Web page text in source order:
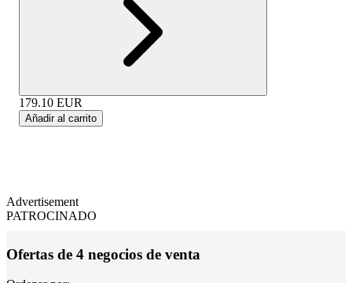
179.10 EUR
Añadir al carrito
Advertisement
PATROCINADO
Ofertas de 4 negocios de venta